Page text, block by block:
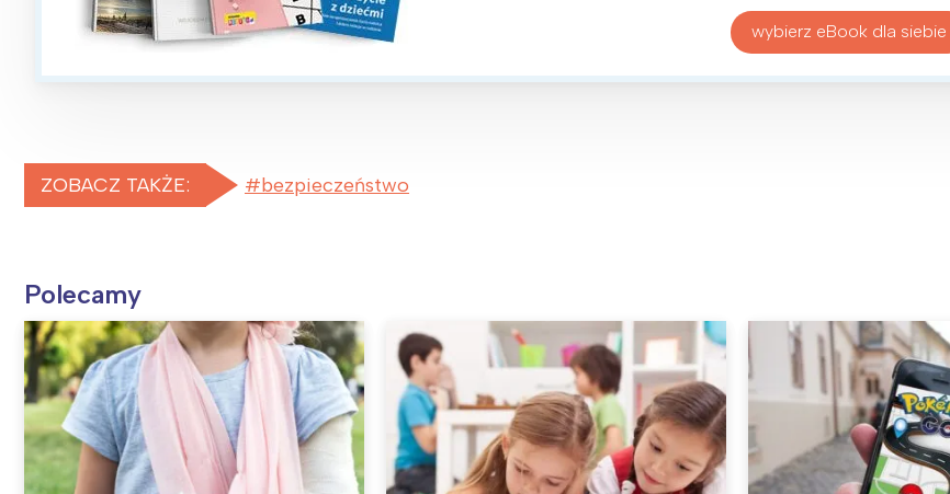
wybierz eBook dla siebie
ZOBACZ TAKŻE: bezpieczeństwo
Polecamy